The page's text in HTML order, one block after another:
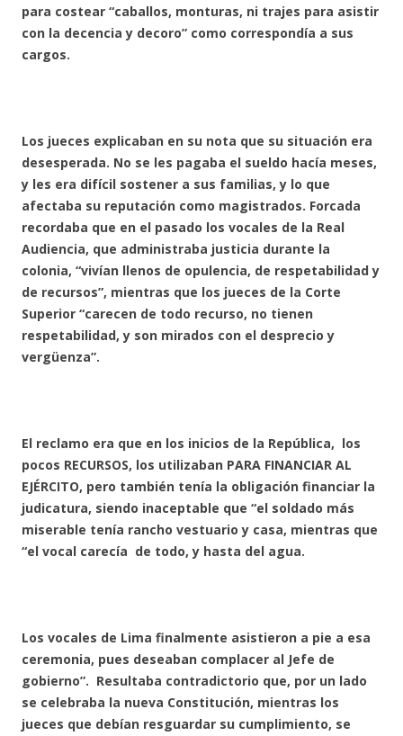
para costear “caballos, monturas, ni trajes para asistir
con la decencia y decoro” como correspondía a sus
cargos.
Los jueces explicaban en su nota que su situación era
desesperada. No se les pagaba el sueldo hacía meses,
y les era difícil sostener a sus familias, y lo que
afectaba su reputación como magistrados. Forcada
recordaba que en el pasado los vocales de la Real
Audiencia, que administraba justicia durante la
colonia, “vivían llenos de opulencia, de respetabilidad y
de recursos”, mientras que los jueces de la Corte
Superior “carecen de todo recurso, no tienen
respetabilidad, y son mirados con el desprecio y
vergüenza”.
El reclamo era que en los inicios de la República, los
pocos RECURSOS, los utilizaban PARA FINANCIAR AL
EJÉRCITO, pero también tenía la obligación financiar la
judicatura, siendo inaceptable que “el soldado más
miserable tenía rancho vestuario y casa, mientras que
“el vocal carecía de todo, y hasta del agua.
Los vocales de Lima finalmente asistieron a pie a esa
ceremonia, pues deseaban complacer al Jefe de
gobierno”. Resultaba contradictorio que, por un lado
se celebraba la nueva Constitución, mientras los
jueces que debían resguardar su cumplimiento, se